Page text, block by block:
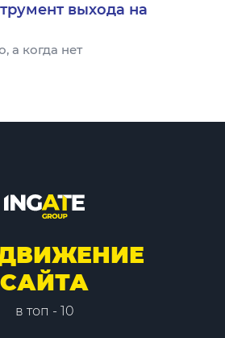
выхода на
а когда нет
САЙТА
в топ - 10